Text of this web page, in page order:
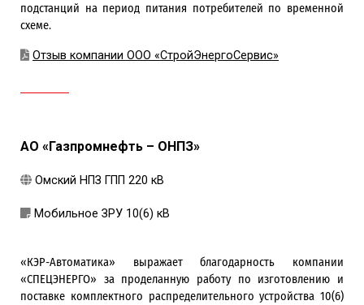
подстанций на период питания потребителей по временной
схеме.
Отзыв компании ООО «СтройЭнергоСервис»
АО «Газпромнефть – ОНПЗ»
Омский НПЗ ГПП 220 кВ
Мобильное ЗРУ 10(6) кВ
«КЭР-Автоматика» выражает благодарность компании
«СПЕЦЭНЕРГО» за проделанную работу по изготовлению и
поставке комплектного распределительного устройства 10(6)